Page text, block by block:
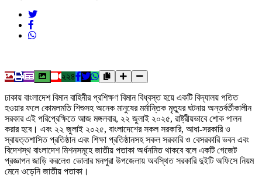
২২৪
ঢাকায় বাংলাদেশ বিমান বাহিনীর প্রশিক্ষণ বিমান বিধ্বস্ত হয়ে একটি বিদ্যালয় পতিত
হওয়ার ফলে কোমলমতি শিশুসহ অনেক মানুষের মর্মান্তিক মৃত্যুর ঘটনায় অন্তর্বর্তীকালীন
সরকার এই পরিপ্রেক্ষিতে আজ মঙ্গলবার, ২২ জুলাই ২০২৫, রাষ্ট্রীয়ভাবে শোক পালন
করার হবে। এবং ২২ জুলাই ২০২৫, বাংলাদেশের সকল সরকারি, আধা-সরকারি ও
স্বায়ত্তশাসিত প্রতিষ্ঠান এবং শিক্ষা প্রতিষ্ঠানসহ সকল সরকারি ও বেসরকারি ভবন এবং
বিদেশস্থ বাংলাদেশ মিশনসমূহে জাতীয় পতাকা অর্ধনমিত থাকবে বলে একটি গেজেট
প্রজ্ঞাপন জাড়ি করলেও ভোলার মনপুরা উপজেলায় অবস্থিত সরকারি দুইটি অফিসে নিয়ম
মেনে ওড়েনি জাতীয় পতাকা।